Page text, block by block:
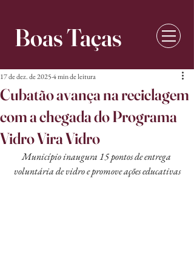
Boas Taças
Cubatão avança na reciclagem
com a chegada do Programa
Vidro Vira Vidro
17 de dez. de 20254 min de leitura
Município inaugura 15 pontos de entrega
voluntária de vidro e promove ações educativas